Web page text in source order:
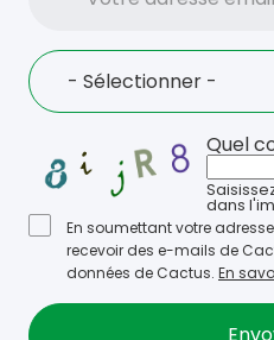
Language
- Sélectionner -
Quel
dans
En soumettant votre
recevoir des e-mails de
données de Cactus. En